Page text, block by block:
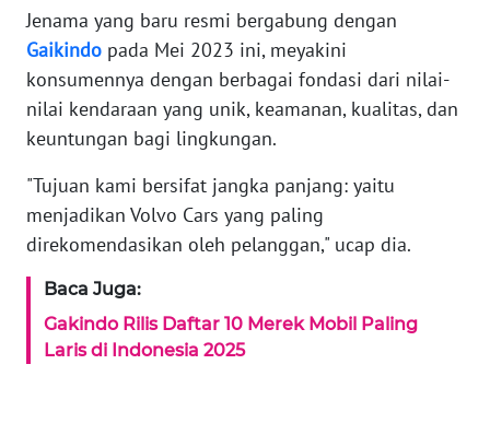
Jenama yang baru resmi bergabung dengan
Gaikindo pada Mei 2023 ini, meyakini
konsumennya dengan berbagai fondasi dari nilai-
nilai kendaraan yang unik, keamanan, kualitas, dan
keuntungan bagi lingkungan.
"Tujuan kami bersifat jangka panjang: yaitu
menjadikan Volvo Cars yang paling
direkomendasikan oleh pelanggan," ucap dia.
Baca Juga:
Gakindo Rilis Daftar 10 Merek Mobil Paling
Laris di Indonesia 2025
DISCLAIMER
Wahana
News
Regional
WN
SUMUT
JAKARTA
WN